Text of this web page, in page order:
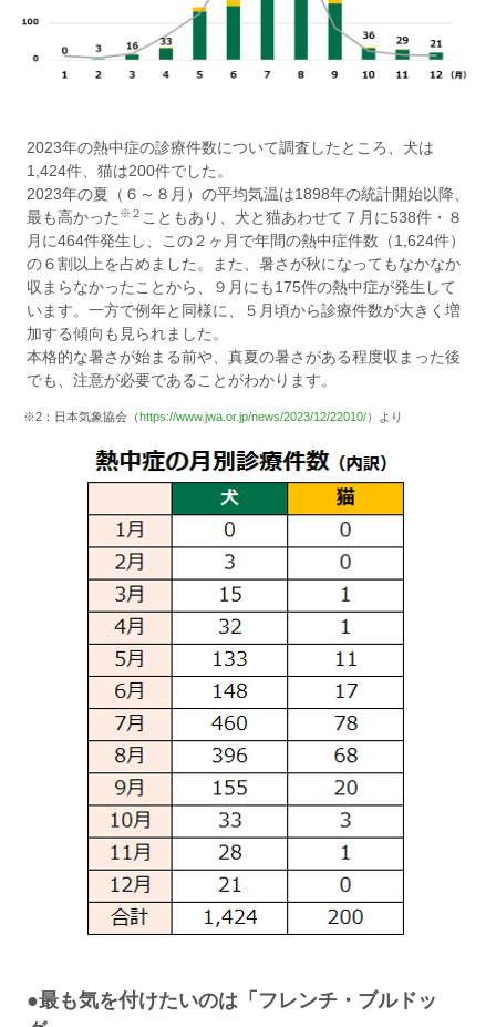
2023年の熱中症の診療件数について調査したところ、犬は
1,424件、猫は200件でした。
2023年の夏（６～８月）の平均気温は1898年の統計開始以降、
最も高かった ※２ こともあり、犬と猫あわせて７月に538件・８
月に464件発生し、この２ヶ月で年間の熱中症件数（1,624件）
の６割以上を占めました。また、暑さが秋になってもなかなか
収まらなかったことから、９月にも175件の熱中症が発生して
います。一方で例年と同様に、５月頃から診療件数が大きく増
加する傾向も見られました。
本格的な暑さが始まる前や、真夏の暑さがある程度収まった後
でも、注意が必要であることがわかります。
※2：日本気象協会（ https://www.jwa.or.jp/news/2023/12/22010/）より
●最も気を付けたいのは「フレンチ・ブルドッ